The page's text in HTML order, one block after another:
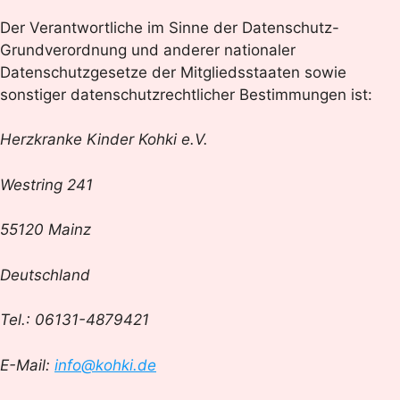
Der Verantwortliche im Sinne der Datenschutz-
Grundverordnung und anderer nationaler
Datenschutzgesetze der Mitgliedsstaaten sowie
sonstiger datenschutzrechtlicher Bestimmungen ist:
Herzkranke Kinder Kohki e.V.
Westring 241
55120 Mainz
Deutschland
Tel.: 06131-4879421
E-Mail: info@kohki.de